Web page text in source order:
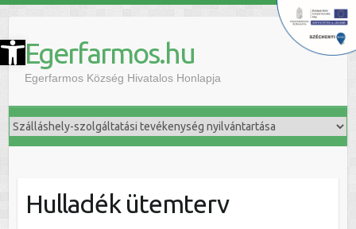
Eszköztár megnyitása Egerfarmos.hu
Egerfarmos Község Hivatalos Honlapja
Hulladék ütemterv